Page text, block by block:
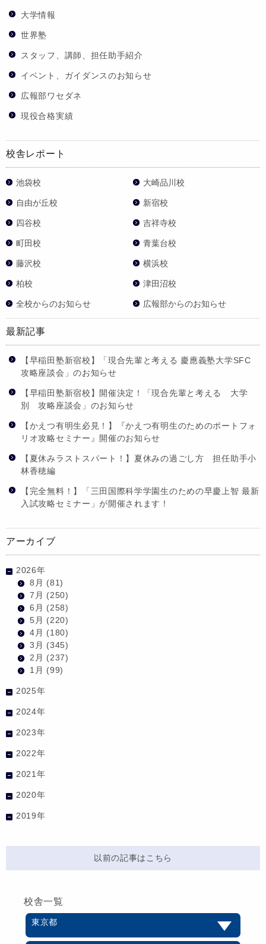
大学情報
世界塾
スタッフ、講師、担任助手紹介
イベント、ガイダンスのお知らせ
広報部ワセダネ
現役合格実績
校舎レポート
池袋校 大崎品川校
自由が丘校 新宿校
四谷校 吉祥寺校
町田校 青葉台校
藤沢校 横浜校
柏校 津田沼校
全校からのお知らせ 広報部からのお知らせ
最新記事
【早稲田塾新宿校】「現合先輩と考える 慶應義塾大学SFC
攻略座談会」のお知らせ
【早稲田塾新宿校】開催決定！「現合先輩と考える 大学
別 攻略座談会」のお知らせ
【かえつ有明生必見！】『かえつ有明生のためのポートフォ
リオ攻略セミナー』開催のお知らせ
【夏休みラストスパート！】夏休みの過ごし方 担任助手小
林香穂編
【完全無料！】「三田国際科学学園生のための早慶上智 最新
入試攻略セミナー」が開催されます！
アーカイブ
2026年
8月 (81)
7月 (250)
6月 (258)
5月 (220)
4月 (180)
3月 (345)
2月 (237)
1月 (99)
2025年
2024年
2023年
2022年
2021年
2020年
2019年
以前の記事はこちら
校舎一覧
東京都